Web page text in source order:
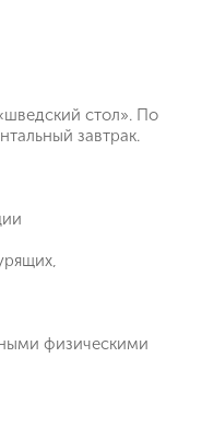
стол». По
завтрак.
физическими